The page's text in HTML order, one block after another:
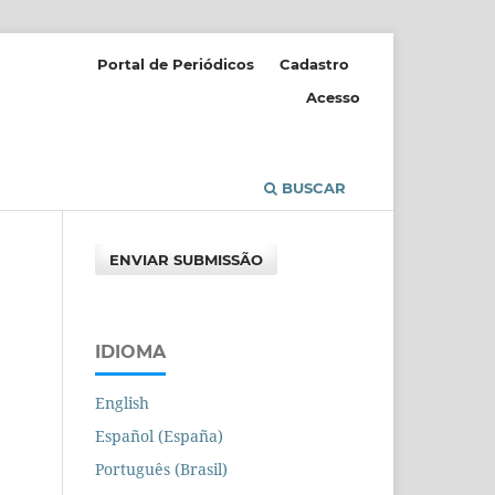
BUSCAR
Portal de Periódicos
Cadastro
Acesso
ENVIAR SUBMISSÃO
IDIOMA
English
Español (España)
Português (Brasil)